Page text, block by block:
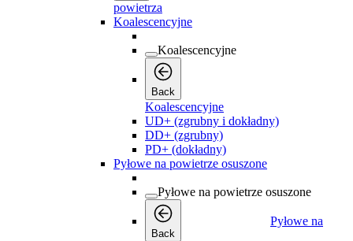
powietrza
Koalescencyjne
Koalescencyjne
Back
Koalescencyjne
UD+ (zgrubny i dokładny)
DD+ (zgrubny)
PD+ (dokładny)
Pyłowe na powietrze osuszone
Pyłowe na powietrze osuszone
Back
Pyłowe na